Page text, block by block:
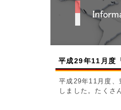
平成29年11月度
平成29年11月度、
しました。たく